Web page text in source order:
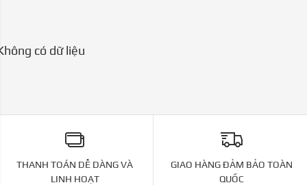
có dữ liệu
THANH TOÁN DỄ DÀNG VÀ
LINH HOẠT
GIAO HÀNG ĐẢM BẢO TOÀN
QUỐC